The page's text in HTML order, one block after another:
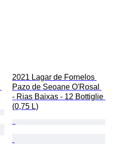
2021 Lagar de Fornelos
Pazo de Seoane O'Rosal
- Rias Baixas - 12 Bottiglie
(0,75 L)